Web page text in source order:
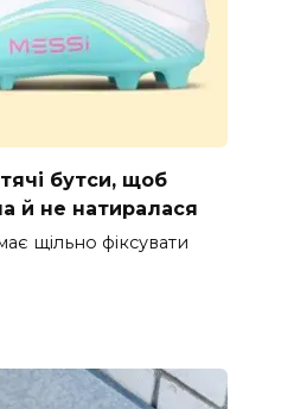
бутси, щоб
й не натиралася
щільно фіксувати